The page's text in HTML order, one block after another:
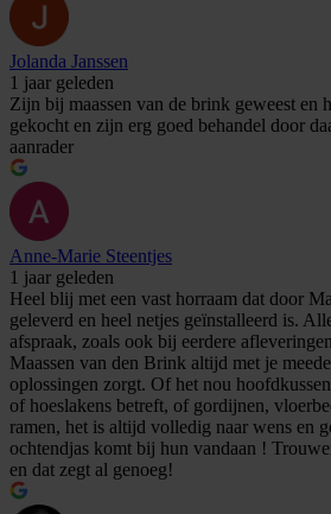
Jolanda Janssen
1 jaar geleden
Zijn bij maassen van de brink geweest en
gekocht en zijn erg goed behandel door
aanrader
Anne-Marie Steentjes
1 jaar geleden
Heel blij met een vast horraam dat door
geleverd en heel netjes geïnstalleerd is.
afspraak, zoals ook bij eerdere
Maassen van den Brink altijd met je
oplossingen zorgt. Of het nou
of hoeslakens betreft, of gordijnen,
ramen, het is altijd volledig naar wens en
ochtendjas komt bij hun vandaan !
en dat zegt al genoeg!